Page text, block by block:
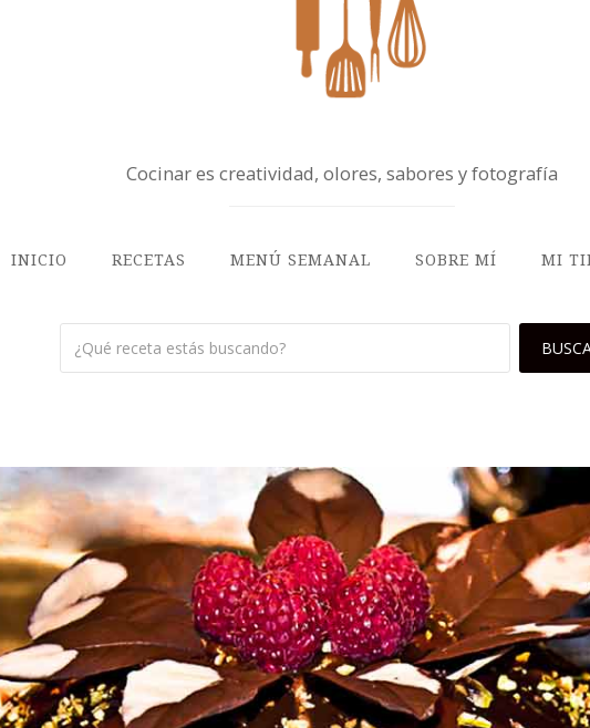
Cocinar es creatividad, olores, sabores y fotografía
INICIO RECETAS MENÚ SEMANAL SOBRE MÍ MI